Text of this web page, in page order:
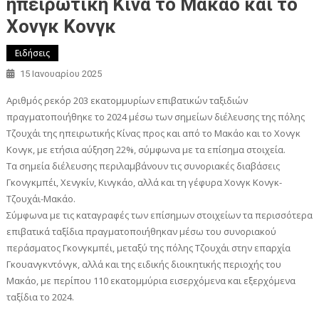
ηπειρωτική Κίνα το Μακάο και το
Χονγκ Κονγκ
Ειδήσεις
15 Ιανουαρίου 2025
Αριθμός ρεκόρ 203 εκατομμυρίων επιβατικών ταξιδιών
πραγματοποιήθηκε το 2024 μέσω των σημείων διέλευσης της πόλης
Τζουχάι της ηπειρωτικής Κίνας προς και από το Μακάο και το Χονγκ
Κονγκ, με ετήσια αύξηση 22%, σύμφωνα με τα επίσημα στοιχεία.
Τα σημεία διέλευσης περιλαμβάνουν τις συνοριακές διαβάσεις
Γκονγκμπέι, Χενγκίν, Κινγκάο, αλλά και τη γέφυρα Χονγκ Κονγκ-
Τζουχάι-Μακάο.
Σύμφωνα με τις καταγραφές των επίσημων στοιχείων τα περισσότερα
επιβατικά ταξίδια πραγματοποιήθηκαν μέσω του συνοριακού
περάσματος Γκονγκμπέι, μεταξύ της πόλης Τζουχάι στην επαρχία
Γκουανγκντόνγκ, αλλά και της ειδικής διοικητικής περιοχής του
Μακάο, με περίπου 110 εκατομμύρια εισερχόμενα και εξερχόμενα
ταξίδια το 2024.